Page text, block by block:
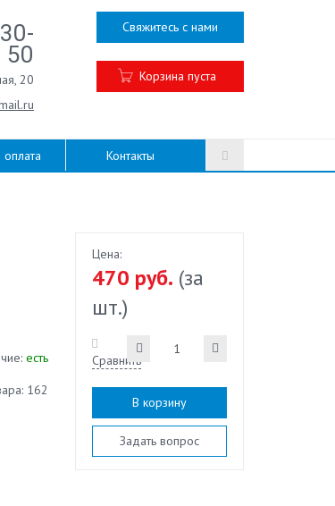
50
20
Свяжитесь с нами
Корзина пуста
Контакты
есть
162
Цена:
470 руб. (за
шт.)
Сравнить
В корзину
Задать вопрос